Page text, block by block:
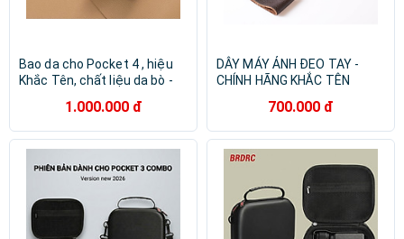
Bao da cho Pocket 4 , hiệu
Khắc Tên, chất liệu da bò -
1.000.000 đ
DÂY MÁY ẢNH ĐEO TAY -
CHÍNH HÃNG KHẮC TÊN
700.000 đ